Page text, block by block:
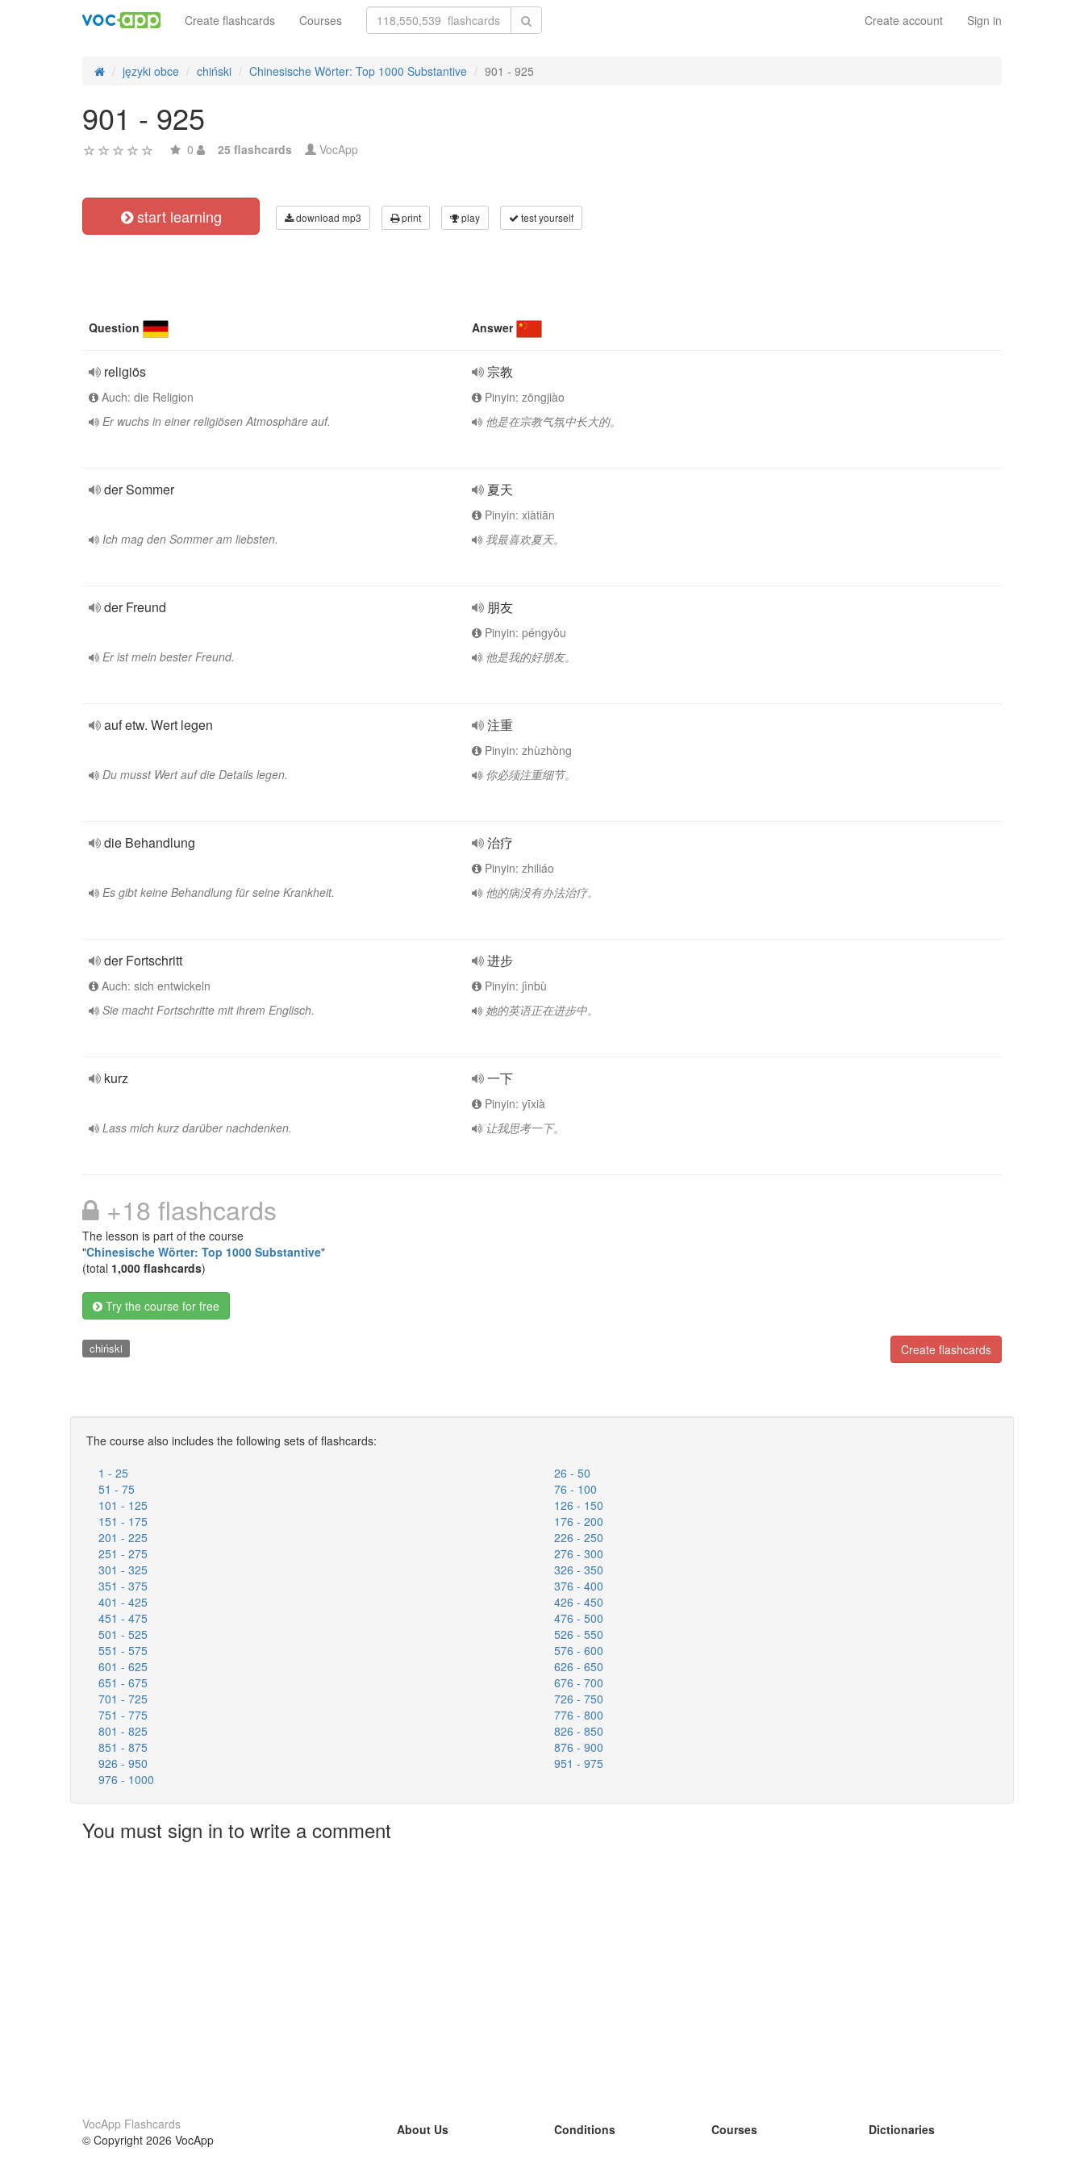
Create account Sign in
Create flashcards Courses
języki obce chiński Chinesische Wörter: Top 1000 Substantive 901 - 925
901 - 925
0 25 flashcards VocApp
start learning download mp3 print play test yourself
Question Answer
religiös
Auch: die Religion
Er wuchs in einer religiösen Atmosphäre auf.
宗教
Pinyin: zōngjiào
他是在宗教气氛中长大的。
der Sommer
Ich mag den Sommer am liebsten.
夏天
Pinyin: xiàtiān
我最喜欢夏天。
der Freund
Er ist mein bester Freund.
朋友
Pinyin: péngyǒu
他是我的好朋友。
auf etw. Wert legen
Du musst Wert auf die Details legen.
注重
Pinyin: zhùzhòng
你必须注重细节。
die Behandlung
Es gibt keine Behandlung für seine Krankheit.
治疗
Pinyin: zhiliáo
他的病没有办法治疗。
der Fortschritt
Auch: sich entwickeln
Sie macht Fortschritte mit ihrem Englisch.
进步
Pinyin: jìnbù
她的英语正在进步中。
kurz
Lass mich kurz darüber nachdenken.
一下
Pinyin: yīxià
让我思考一下。
+18 flashcards
The lesson is part of the course
"Chinesische Wörter: Top 1000 Substantive"
(total 1,000 flashcards)
Try the course for free
Create flashcards
chiński
The course also includes the following sets of flashcards:
1 - 25
26 - 50
51 - 75
76 - 100
101 - 125
126 - 150
151 - 175
176 - 200
201 - 225
226 - 250
251 - 275
276 - 300
301 - 325
326 - 350
351 - 375
376 - 400
401 - 425
426 - 450
451 - 475
476 - 500
501 - 525
526 - 550
551 - 575
576 - 600
601 - 625
626 - 650
651 - 675
676 - 700
701 - 725
726 - 750
751 - 775
776 - 800
801 - 825
826 - 850
851 - 875
876 - 900
926 - 950
951 - 975
976 - 1000
You must sign in to write a comment
VocApp Flashcards
© Copyright 2026 VocApp
About Us
Conditions
Courses
Dictionaries